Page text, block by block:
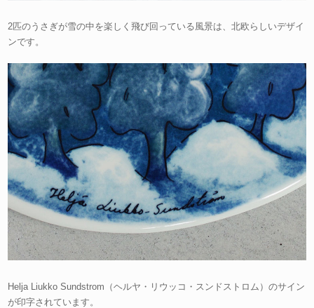
2匹のうさぎが雪の中を楽しく飛び回っている風景は、北欧らしいデザイ
ンです。
Helja Liukko Sundstrom（ヘルヤ・リウッコ・スンドストロム）のサイン
が印字されています。